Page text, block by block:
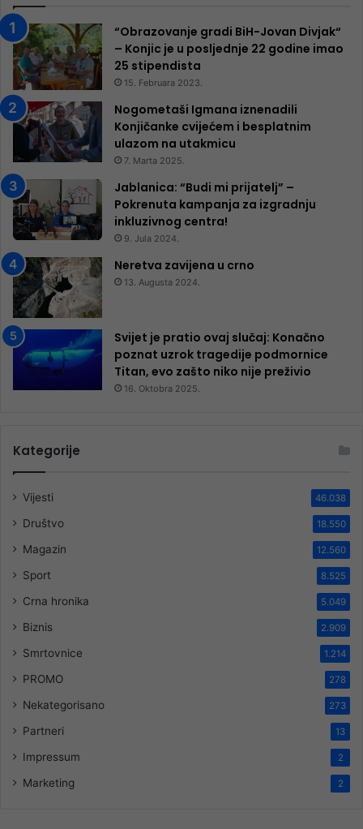
“Obrazovanje gradi BiH-Jovan Divjak“
– Konjic je u posljednje 22 godine imao
25 ​​stipendista
15. Februara 2023.
Nogometaši Igmana iznenadili
Konjičanke cvijećem i besplatnim
ulazom na utakmicu
7. Marta 2025.
Jablanica: “Budi mi prijatelj” –
Pokrenuta kampanja za izgradnju
inkluzivnog centra!
9. Jula 2024.
Neretva zavijena u crno
13. Augusta 2024.
Svijet je pratio ovaj slučaj: Konačno
poznat uzrok tragedije podmornice
Titan, evo zašto niko nije preživio
16. Oktobra 2025.
Kategorije
Vijesti 46.038
Društvo 18.550
Magazin 12.560
Sport 8.525
Crna hronika 5.049
Biznis 2.909
Smrtovnice 1.214
PROMO 278
Nekategorisano 273
Partneri 13
Impressum 2
Marketing 2